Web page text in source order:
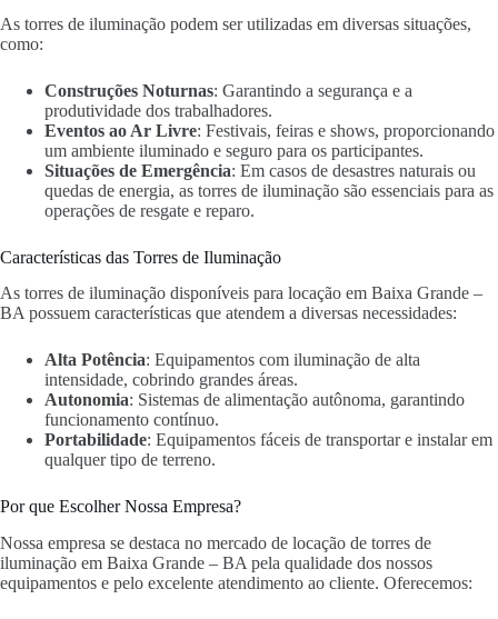
As torres de iluminação podem ser utilizadas em diversas situações,
como:
Construções Noturnas: Garantindo a segurança e a
produtividade dos trabalhadores.
Eventos ao Ar Livre: Festivais, feiras e shows, proporcionando
um ambiente iluminado e seguro para os participantes.
Situações de Emergência: Em casos de desastres naturais ou
quedas de energia, as torres de iluminação são essenciais para as
operações de resgate e reparo.
Características das Torres de Iluminação
As torres de iluminação disponíveis para locação em Baixa Grande –
BA possuem características que atendem a diversas necessidades:
Alta Potência: Equipamentos com iluminação de alta
intensidade, cobrindo grandes áreas.
Autonomia: Sistemas de alimentação autônoma, garantindo
funcionamento contínuo.
Portabilidade: Equipamentos fáceis de transportar e instalar em
qualquer tipo de terreno.
Por que Escolher Nossa Empresa?
Nossa empresa se destaca no mercado de locação de torres de
iluminação em Baixa Grande – BA pela qualidade dos nossos
equipamentos e pelo excelente atendimento ao cliente. Oferecemos: